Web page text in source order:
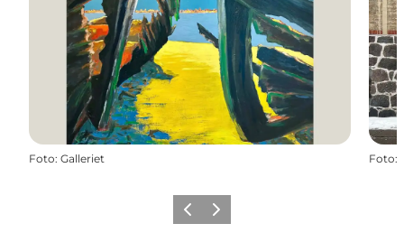
Foto: Galleriet Foto:
Forrige billede
Næste billede